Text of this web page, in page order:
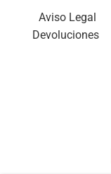
Aviso Legal
Devoluciones